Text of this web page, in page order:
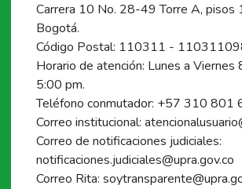
Carrera 10 No. 28-49 Torre A, pisos
Bogotá.
Código Postal: 110311 -
Horario de atención: Lunes a Viernes
5:00 pm.
Teléfono conmutador: +57 310 801
Correo institucional:
Correo de notificaciones judiciales:
notificaciones.judiciales@upra.gov.co
Correo Rita: